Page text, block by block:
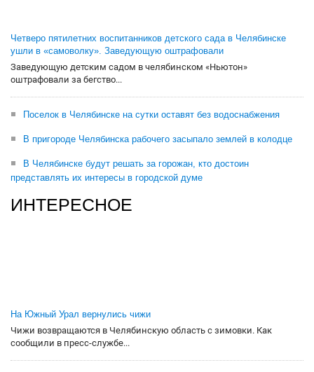
Четверо пятилетних воспитанников детского сада в Челябинске
ушли в «самоволку». Заведующую оштрафовали
Заведующую детским садом в челябинском «Ньютон»
оштрафовали за бегство...
Поселок в Челябинске на сутки оставят без водоснабжения
В пригороде Челябинска рабочего засыпало землей в колодце
В Челябинске будут решать за горожан, кто достоин
представлять их интересы в городской думе
ИНТЕРЕСНОЕ
На Южный Урал вернулись чижи
Чижи возвращаются в Челябинскую область с зимовки. Как
сообщили в пресс-службе...